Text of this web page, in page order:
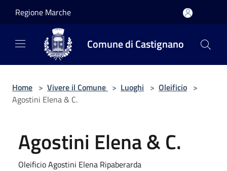
Regione Marche
Comune di Castignano
Home > Vivere il Comune > Luoghi > Oleificio >
Agostini Elena & C.
Agostini Elena & C.
Oleificio Agostini Elena Ripaberarda